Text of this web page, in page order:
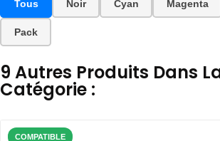
Tous Noir Cyan Magenta
Pack
9 Autres Produits Dans
Catégorie :
COMPATIBLE